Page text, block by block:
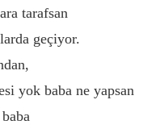
tarafsan
geçiyor.
yok baba ne yapsan